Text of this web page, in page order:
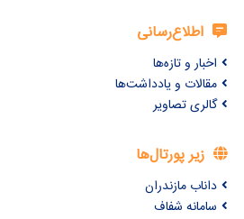
اطلاع‌رسانی
اخبار و تازه‌ها
مقالات و یادداشت‌ها
گالری تصاویر
زیر پورتال‌ها
داناب مازندران
سامانه شفاف